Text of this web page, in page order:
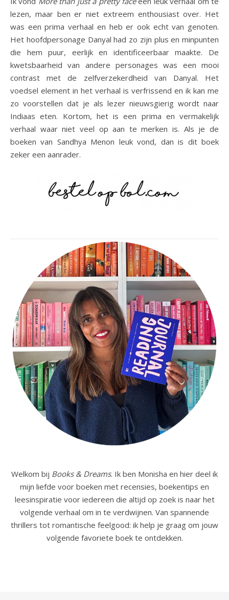
lezen, maar ben er niet extreem enthousiast over. Het
was een prima verhaal en heb er ook echt van genoten.
Het hoofdpersonage Danyal had zo zijn plus en minpunten
die hem puur, eerlijk en identificeerbaar maakte. De
kwetsbaarheid van andere personages was een mooi
contrast met de zelfverzekerdheid van Danyal. Het
voedsel element in het verhaal is verfrissend en ik kan me
zo voorstellen dat je als lezer nieuwsgierig wordt naar
Indiaas eten. Kortom, het is een prima en vermakelijk
verhaal waar niet veel op aan te merken is. Als je de
boeken van Sandhya Menon leuk vond, dan is dit boek
zeker een aanrader.
Welkom bij Books & Dreams. Ik ben Monisha en hier deel ik
mijn liefde voor boeken met recensies, boekentips en
leesinspiratie voor iedereen die altijd op zoek is naar het
volgende verhaal om in te verdwijnen. Van spannende
thrillers tot romantische feelgood: ik help je graag om jouw
volgende favoriete boek te ontdekken.